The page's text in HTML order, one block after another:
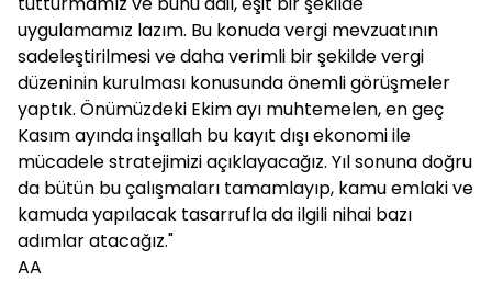
uygulamamız lazım. Bu konuda vergi mevzuatının
sadeleştirilmesi ve daha verimli bir şekilde vergi
düzeninin kurulması konusunda önemli görüşmeler
yaptık. Önümüzdeki Ekim ayı muhtemelen, en geç
Kasım ayında inşallah bu kayıt dışı ekonomi ile
mücadele stratejimizi açıklayacağız. Yıl sonuna doğru
da bütün bu çalışmaları tamamlayıp, kamu emlaki ve
kamuda yapılacak tasarrufla da ilgili nihai bazı
adımlar atacağız."
AA